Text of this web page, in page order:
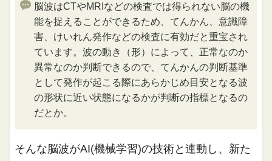
脳波はCTやMRIなどの検査では得られない脳の機
能を捉えることができるため、てんかん、意識障
害、けいれん発作などの検査に有効だと重宝され
ています。波の動き（形）によって、正常なのか
異常なのか判断できるので、てんかんの判断基準
として発作が起こる際にあらかじめ目安となる波
の形状に近い状態になるかが判断の指標となるの
だとか。
そんな脳波がAI(機械学習)の技術と連動し、新た